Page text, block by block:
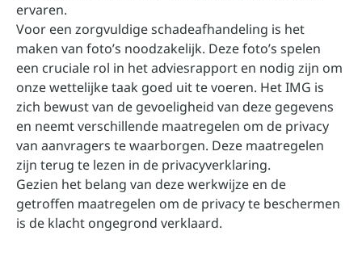
ervaren.
Voor een zorgvuldige schadeafhandeling is het
maken van foto’s noodzakelijk. Deze foto’s spelen
een cruciale rol in het adviesrapport en nodig zijn om
onze wettelijke taak goed uit te voeren. Het IMG is
zich bewust van de gevoeligheid van deze gegevens
en neemt verschillende maatregelen om de privacy
van aanvragers te waarborgen. Deze maatregelen
zijn terug te lezen in de privacyverklaring.
Gezien het belang van deze werkwijze en de
getroffen maatregelen om de privacy te beschermen
is de klacht ongegrond verklaard.